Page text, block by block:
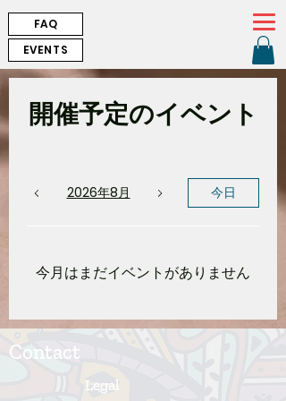
EVENTS
FAQ
開催予定のイベント
2026年8月 今日
今月はまだイベントがありません
Contact
Legal